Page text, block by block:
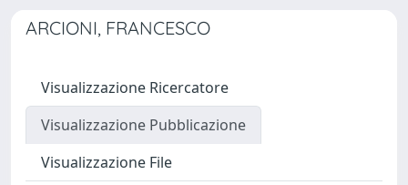
ARCIONI, FRANCESCO
Visualizzazione Ricercatore
Visualizzazione Pubblicazione
Visualizzazione File